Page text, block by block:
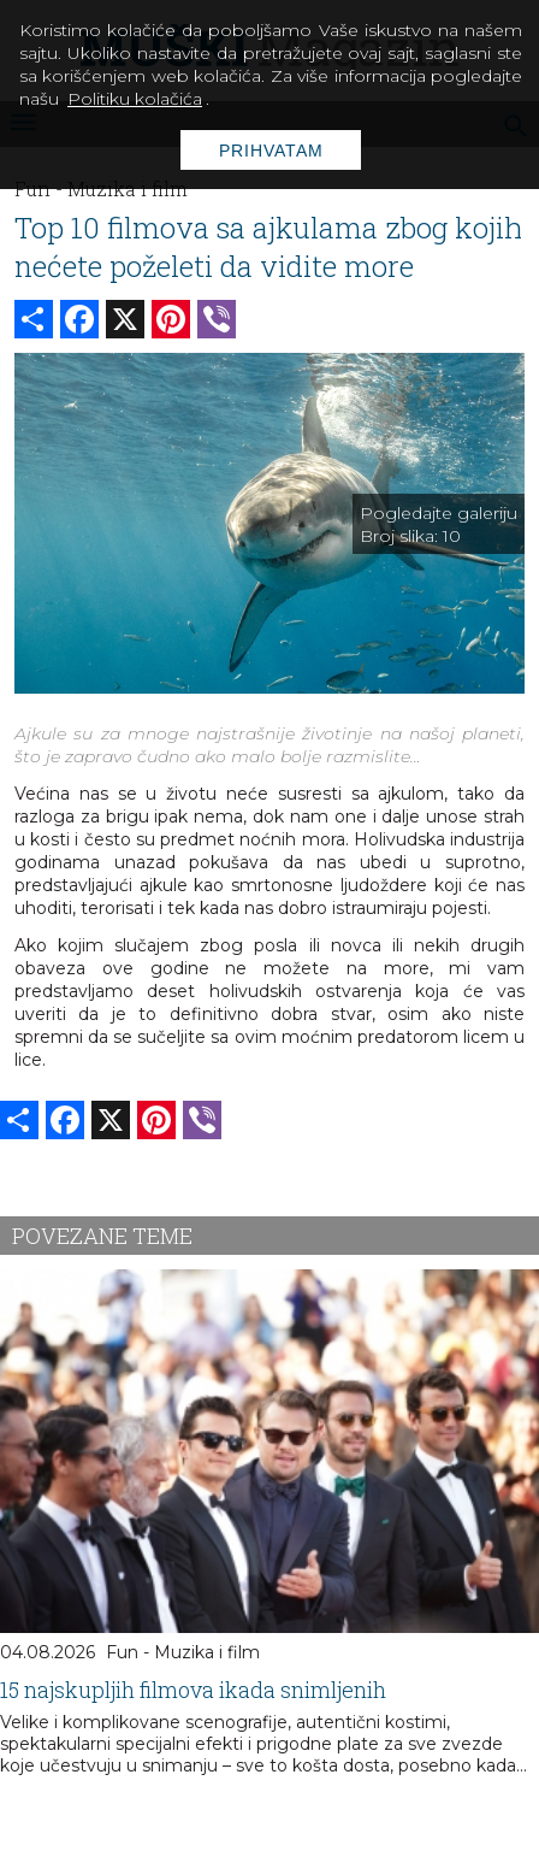
Fun -Muzika i film
Top 10 filmova sa ajkulama zbog kojih
nećete poželeti da vidite more
Share Facebook Pinterest
Pogledajte galeriju
Broj slika:10
Ajkule su za mnoge najstrašnije životinje na našoj planeti,
što je zapravo čudno ako malo bolje razmislite…
Većina nas se u životu neće susresti sa ajkulom, tako da
razloga za brigu ipak nema, dok nam one i dalje unose strah
u kosti i često su predmet noćnih mora. Holivudska industrija
godinama unazad pokušava da nas ubedi u suprotno,
predstavljajući ajkule kao smrtonosne ljudoždere koji će nas
uhoditi, terorisati i tek kada nas dobro istraumiraju pojesti.
Ako kojim slučajem zbog posla ili novca ili nekih drugih
obaveza ove godine ne možete na more, mi vam
predstavljamo deset holivudskih ostvarenja koja će vas
uveriti da je to definitivno dobra stvar, osim ako niste
spremni da se sučeljite sa ovim moćnim predatorom licem u
lice.
Share Facebook Pinterest
POVEZANE TEME
04.08.2026 Fun - Muzika i film
15 najskupljih filmova ikada snimljenih
Velike i komplikovane scenografije, autentični kostimi,
spektakularni specijalni efekti i prigodne plate za sve zvezde
koje učestvuju u snimanju – sve to košta dosta, posebno kada...
Koristimo kolačiće da poboljšamo Vaše iskustvo na našem
sajtu. Ukoliko nastavite da pretražujete ovaj sajt, saglasni ste
sa korišćenjem web kolačića. Za više informacija pogledajte
našu Politiku kolačića .
PRIHVATAM